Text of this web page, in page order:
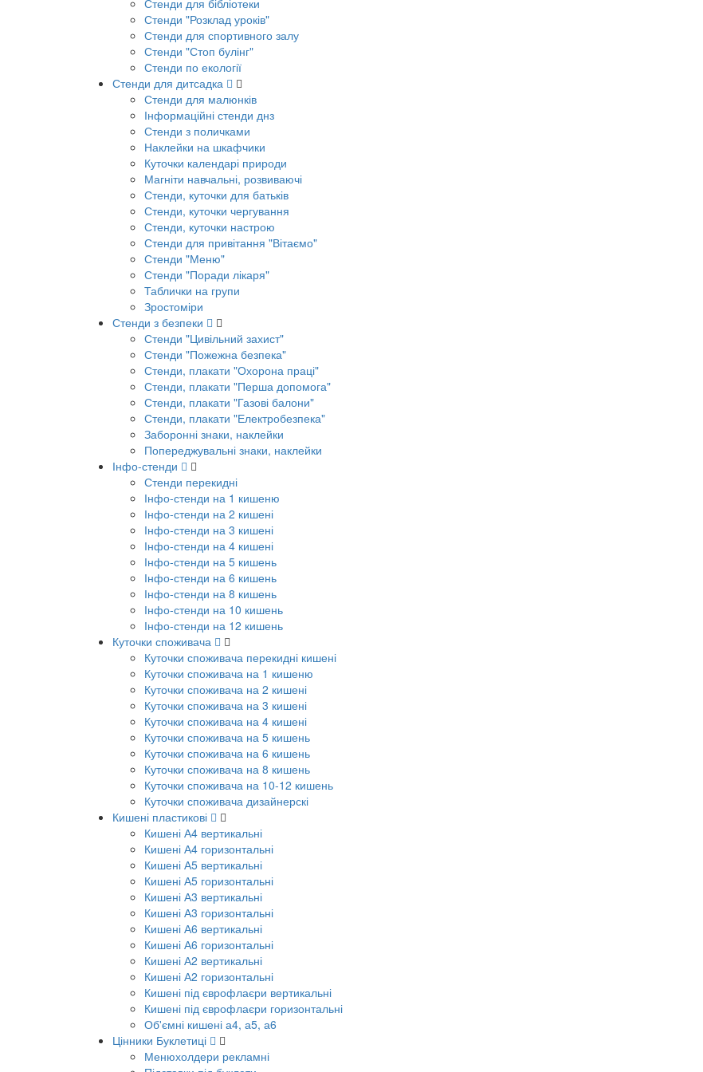
Стенди для бібліотеки
Стенди "Розклад уроків"
Стенди для спортивного залу
Стенди "Стоп булінг"
Стенди по екології
Стенди для дитсадка
Стенди для малюнків
Інформаційні стенди днз
Стенди з поличками
Наклейки на шкафчики
Куточки календарі природи
Магніти навчальні, розвиваючі
Стенди, куточки для батьків
Стенди, куточки чергування
Стенди, куточки настрою
Стенди для привітання "Вітаємо"
Стенди "Меню"
Стенди "Поради лікаря"
Таблички на групи
Зростоміри
Стенди з безпеки
Стенди "Цивільний захист"
Стенди "Пожежна безпека"
Стенди, плакати "Охорона праці"
Стенди, плакати "Перша допомога"
Стенди, плакати "Газові балони"
Стенди, плакати "Електробезпека"
Заборонні знаки, наклейки
Попереджувальні знаки, наклейки
Інфо-стенди
Стенди перекидні
Інфо-стенди на 1 кишеню
Інфо-стенди на 2 кишені
Інфо-стенди на 3 кишені
Інфо-стенди на 4 кишені
Інфо-стенди на 5 кишень
Інфо-стенди на 6 кишень
Інфо-стенди на 8 кишень
Інфо-стенди на 10 кишень
Інфо-стенди на 12 кишень
Куточки споживача
Куточки споживача перекидні кишені
Куточки споживача на 1 кишеню
Куточки споживача на 2 кишені
Куточки споживача на 3 кишені
Куточки споживача на 4 кишені
Куточки споживача на 5 кишень
Куточки споживача на 6 кишень
Куточки споживача на 8 кишень
Куточки споживача на 10-12 кишень
Куточки споживача дизайнерскі
Кишені пластикові
Кишені А4 вертикальні
Кишені А4 горизонтальні
Кишені А5 вертикальні
Кишені А5 горизонтальні
Кишені А3 вертикальні
Кишені А3 горизонтальні
Кишені А6 вертикальні
Кишені А6 горизонтальні
Кишені А2 вертикальні
Кишені А2 горизонтальні
Кишені під єврофлаєри вертикальні
Кишені під єврофлаєри горизонтальні
Об'ємні кишені а4, а5, а6
Цінники Буклетиці
Менюхолдери рекламні